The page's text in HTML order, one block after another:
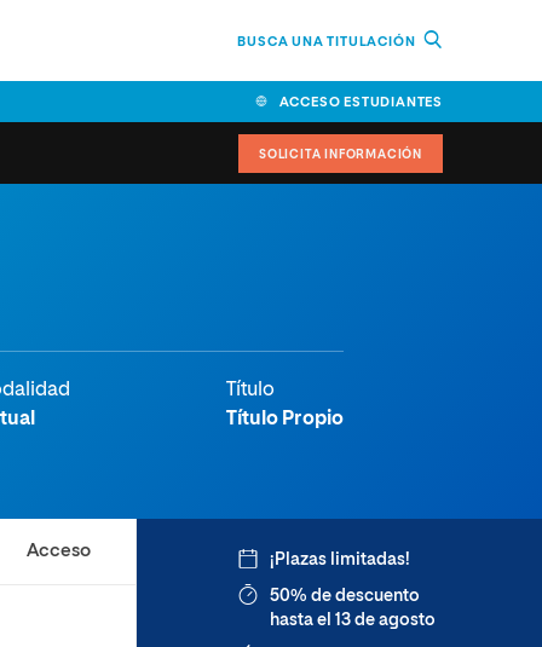
BUSCA UNA TITULACIÓN
ACCESO ESTUDIANTES
SOLICITA INFORMACIÓN
Título
Título Propio
Acceso ¡Plazas limitadas!
50% de descuento
hasta el 13 de agosto